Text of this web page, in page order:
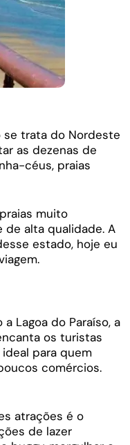
trata do Nordeste
as dezenas de
céus, praias
muito
de alta qualidade. A
estado, hoje eu
Lagoa do Paraíso, a
os turistas
para quem
comércios.
atrações é o
de lazer